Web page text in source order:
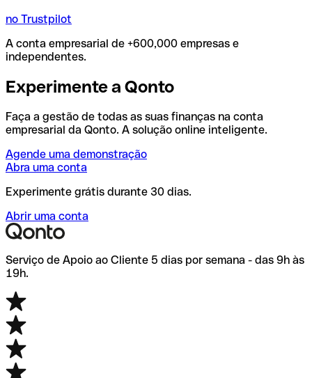
no Trustpilot
A conta empresarial de +600,000 empresas e
independentes.
Experimente a Qonto
Faça a gestão de todas as suas finanças na conta
empresarial da Qonto. A solução online inteligente.
Agende uma demonstração
Abra uma conta
Experimente grátis durante 30 dias.
Abrir uma conta
Serviço de Apoio ao Cliente 5 dias por semana - das 9h às
19h.